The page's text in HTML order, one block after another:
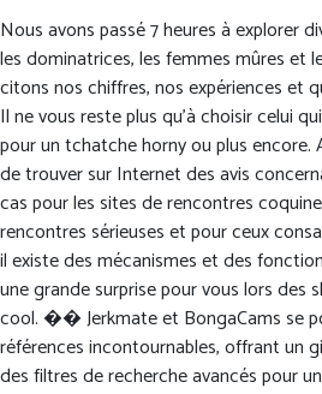
Nous avons passé 7 heures à explorer
les dominatrices, les femmes mûres et
citons nos chiffres, nos expériences et
Il ne vous reste plus qu’à choisir celui
pour un tchatche horny ou plus encore.
de trouver sur Internet des avis
cas pour les sites de rencontres
rencontres sérieuses et pour ceux
il existe des mécanismes et des
une grande surprise pour vous lors des
cool. �� Jerkmate et BongaCams se
références incontournables, offrant un
des filtres de recherche avancés pour